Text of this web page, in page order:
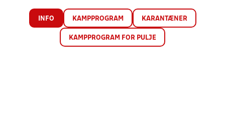
INFO KAMPPROGRAM KARANTÆNER
KAMPPROGRAM FOR PULJE